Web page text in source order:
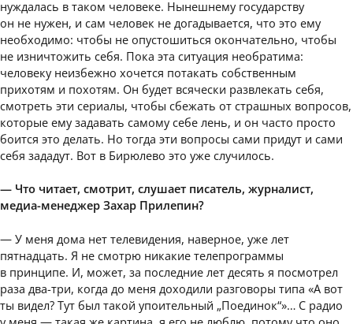
нуждалась в таком человеке. Нынешнему государству
он не нужен, и сам человек не догадывается, что это ему
необходимо: чтобы не опустошиться окончательно, чтобы
не изничтожить себя. Пока эта ситуация необратима:
человеку неизбежно хочется потакать собственным
прихотям и похотям. Он будет всячески развлекать себя,
смотреть эти сериалы, чтобы сбежать от страшных вопросов,
которые ему задавать самому себе лень, и он часто просто
боится это делать. Но тогда эти вопросы сами придут и сами
себя зададут. Вот в Бирюлево это уже случилось.
— Что читает, смотрит, слушает писатель, журналист,
медиа-менеджер Захар Прилепин?
— У меня дома нет телевидения, наверное, уже лет
пятнадцать. Я не смотрю никакие телепрограммы
в принципе. И, может, за последние лет десять я посмотрел
раза два-три, когда до меня доходили разговоры типа «А вот
ты видел? Тут был такой упоительный „Поединок“»… С радио